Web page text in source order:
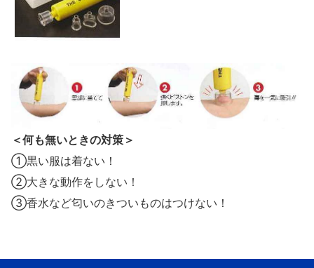
＜何も無いときの対策＞
①黒い服は着ない！
②大きな動作をしない！
③香水など匂いのきついものはつけない！